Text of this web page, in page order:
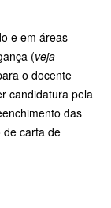
e em áreas
(veja
o docente
candidatura pela
das
de carta de